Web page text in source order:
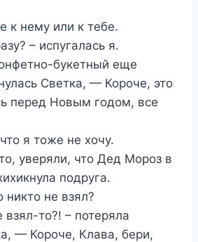
к нему или к тебе.
– испугалась я.
букетный еще
Светка, — Короче, это
перед Новым годом, все
я тоже не хочу.
уверяли, что Дед Мороз в
подруга.
не взял?
то?! – потеряла
— Короче, Клава, бери,